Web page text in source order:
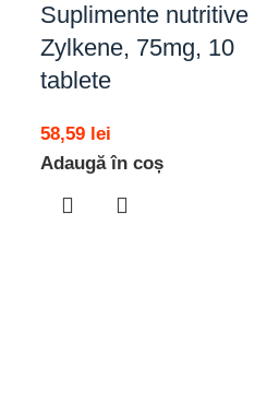
Suplimente nutritive
Zylkene, 75mg, 10
tablete
58,59 lei
Adaugă în coș